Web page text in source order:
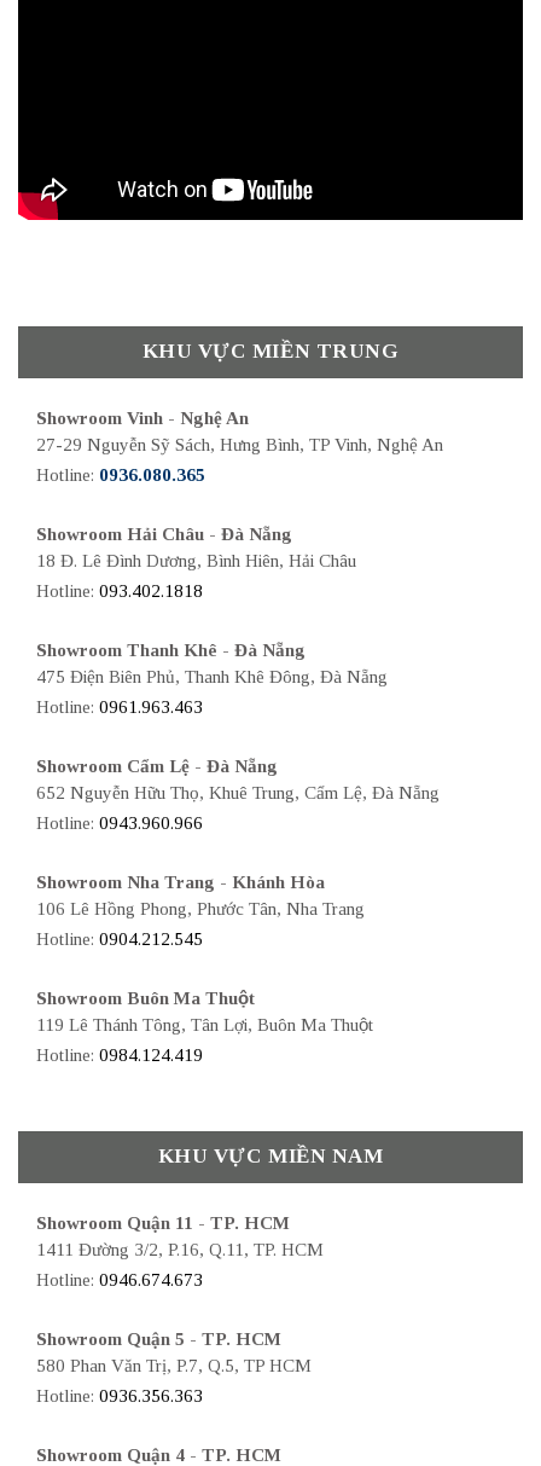
KHU VỰC MIỀN TRUNG
Showroom Vinh - Nghệ An
27-29 Nguyễn Sỹ Sách, Hưng Bình, TP Vinh, Nghệ An
Hotline: 0936.080.365
Showroom Hải Châu - Đà Nẵng
18 Đ. Lê Đình Dương, Bình Hiên, Hải Châu
Hotline: 093.402.1818
Showroom Thanh Khê - Đà Nẵng
475 Điện Biên Phủ, Thanh Khê Đông, Đà Nẵng
Hotline: 0961.963.463
Showroom Cẩm Lệ - Đà Nẵng
652 Nguyễn Hữu Thọ, Khuê Trung, Cẩm Lệ, Đà Nẵng
Hotline: 0943.960.966
Showroom Nha Trang - Khánh Hòa
106 Lê Hồng Phong, Phước Tân, Nha Trang
Hotline: 0904.212.545
Showroom Buôn Ma Thuột
119 Lê Thánh Tông, Tân Lợi, Buôn Ma Thuột
Hotline: 0984.124.419
KHU VỰC MIỀN NAM
Showroom Quận 11 - TP. HCM
1411 Đường 3/2, P.16, Q.11, TP. HCM
Hotline: 0946.674.673
Showroom Quận 5 - TP. HCM
580 Phan Văn Trị, P.7, Q.5, TP HCM
Hotline: 0936.356.363
Showroom Quận 4 - TP. HCM